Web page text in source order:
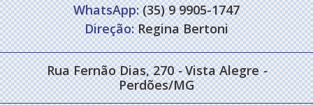
WhatsApp:(35) 9 9905-1747
Direção:Regina Bertoni
Rua Fernão Dias, 270- Vista Alegre-
Perdões/MG